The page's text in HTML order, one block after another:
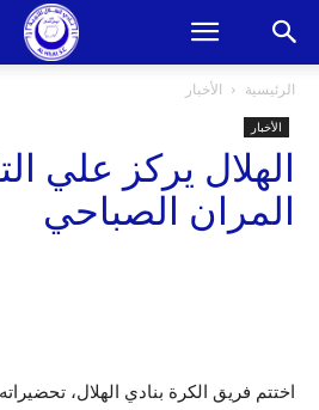
الرئيسية الأخبار
الأخبار
الهلال يركز علي
المران الصباحي
اختتم فريق الكرة بنادي الهلال،